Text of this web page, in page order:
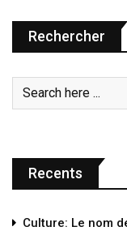
Rechercher
Recents
Culture: Le nom